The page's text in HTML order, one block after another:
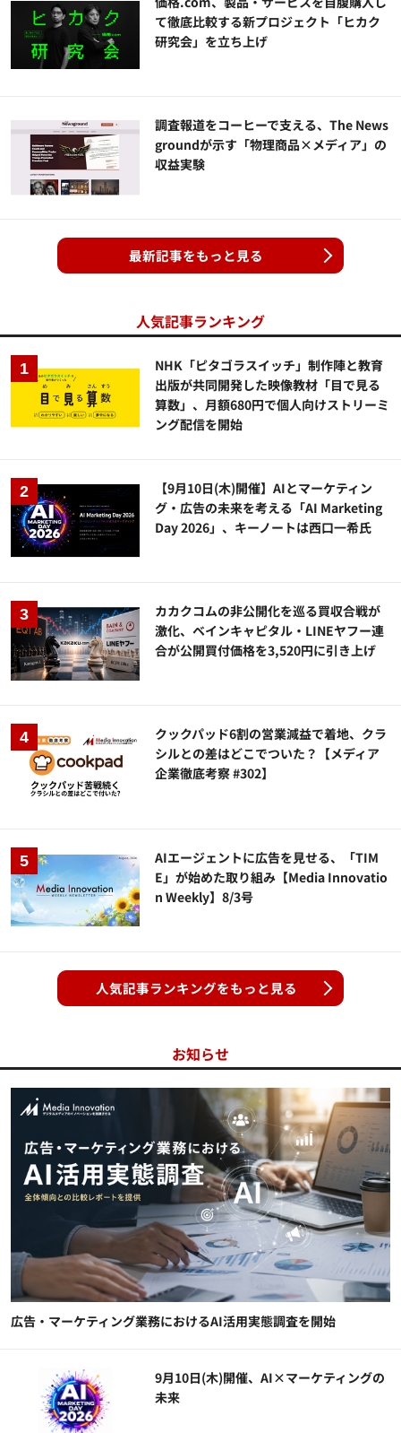
て徹底比較する新プロジェクト「ヒカク
研究会」を立ち上げ
調査報道をコーヒーで支える、The News
groundが示す「物理商品×メディア」の
収益実験
最新記事をもっと見る
人気記事ランキング
NHK「ピタゴラスイッチ」制作陣と教育
出版が共同開発した映像教材「目で見る
算数」、月額680円で個人向けストリーミ
ング配信を開始
【9月10日(木)開催】AIとマーケティン
グ・広告の未来を考える「AI Marketing
Day 2026」、キーノートは西口一希氏
カカクコムの非公開化を巡る買収合戦が
激化、ベインキャピタル・LINEヤフー連
合が公開買付価格を3,520円に引き上げ
クックパッド6割の営業減益で着地、クラ
シルとの差はどこでついた？【メディア
企業徹底考察 #302】
AIエージェントに広告を見せる、「TIM
E」が始めた取り組み【Media Innovatio
n Weekly】8/3号
人気記事ランキングをもっと見る
お知らせ
広告・マーケティング業務におけるAI活用実態調査を開始
9月10日(木)開催、AI×マーケティングの
未来